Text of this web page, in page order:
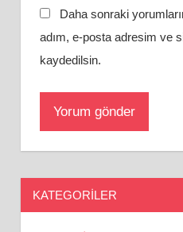
Daha sonraki
adım, e-posta adresim ve
kaydedilsin.
KATEGORILER